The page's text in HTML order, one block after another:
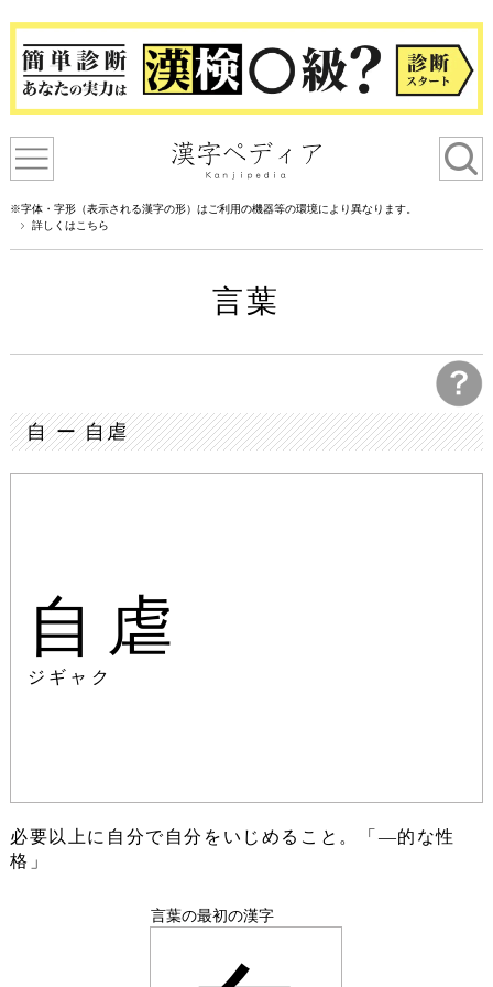
※字体・字形（表示される漢字の形）はご利用の機器等の環境により異なります。
詳しくはこちら
言葉
自 ー 自虐
自虐
ジギャク
必要以上に自分で自分をいじめること。「―的な性
格」
言葉の最初の漢字